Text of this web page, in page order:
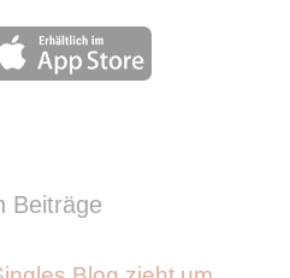
Beiträge